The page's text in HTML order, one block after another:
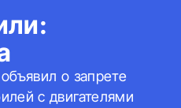
о запрете
с двигателями